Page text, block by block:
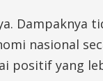
Dampaknya
nasional
positif yang